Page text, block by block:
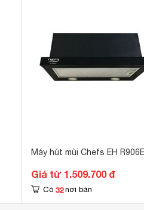
Máy hút mùi Chefs EH
Giá từ 1.509.700 đ
Có 32 nơi bán